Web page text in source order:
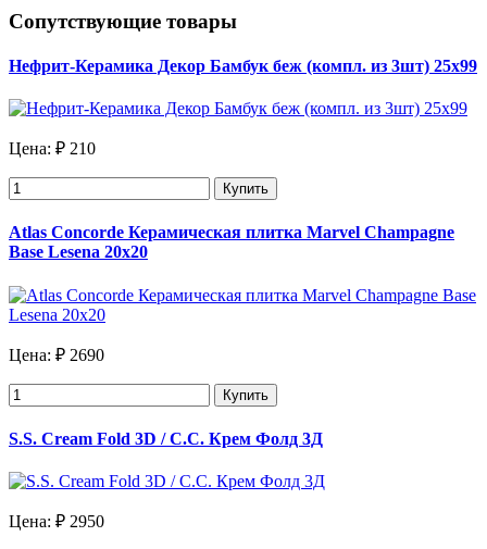
Сопутствующие товары
Нефрит-Керамика Декор Бамбук беж (компл. из 3шт) 25х99
Цена: ₽ 210
Купить
Atlas Concorde Керамическая плитка Marvel Champagne
Base Lesena 20х20
Цена: ₽ 2690
Купить
S.S. Cream Fold 3D / С.С. Крем Фолд 3Д
Цена: ₽ 2950